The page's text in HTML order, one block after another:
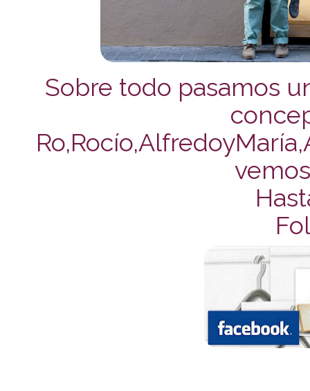
Sobre todo pasamos